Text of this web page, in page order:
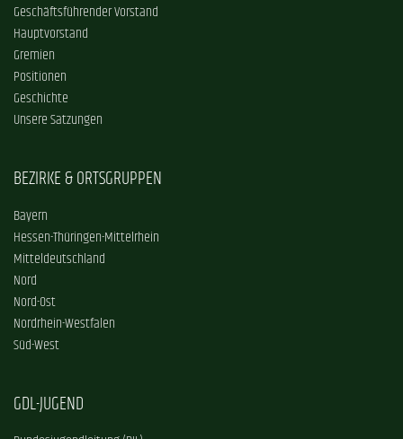
Geschäftsführender Vorstand
Hauptvorstand
Gremien
Positionen
Geschichte
Unsere Satzungen
BEZIRKE & ORTSGRUPPEN
Bayern
Hessen-Thüringen-Mittelrhein
Mitteldeutschland
Nord
Nord-Ost
Nordrhein-Westfalen
Süd-West
GDL-JUGEND